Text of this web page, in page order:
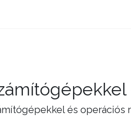
és operációs